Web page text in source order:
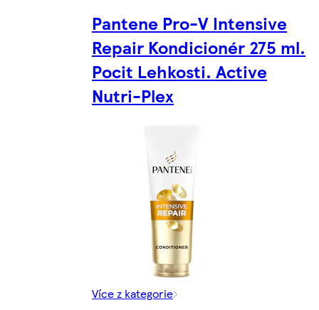
Pantene Pro-V Intensive
Repair Kondicionér 275 ml.
Pocit Lehkosti. Active
Nutri-Plex
Více z kategorie